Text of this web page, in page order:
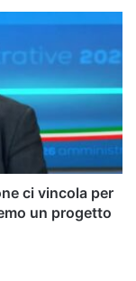
ci vincola per
un progetto